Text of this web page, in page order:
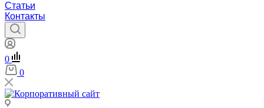
Статьи
Контакты
0
0